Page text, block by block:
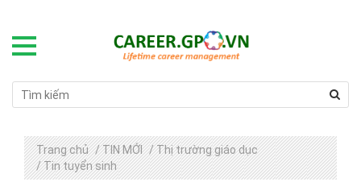
Trang chủ / TIN MỚI / Thị trường giáo dục
/ Tin tuyển sinh